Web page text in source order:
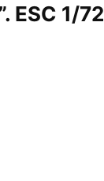
ESC 1/72